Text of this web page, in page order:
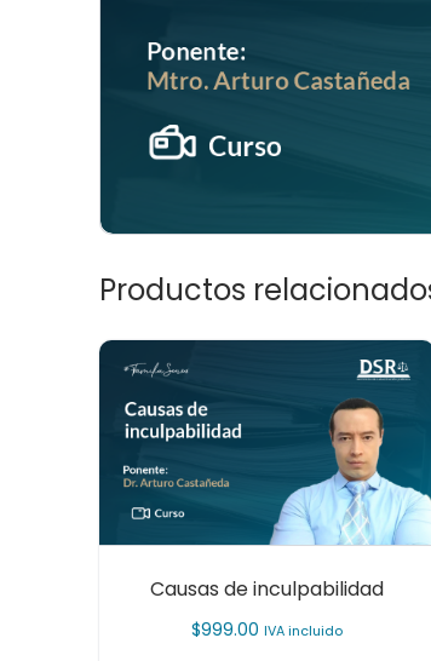
Productos
Causas de inculpabilidad
$999.00 IVA incluido